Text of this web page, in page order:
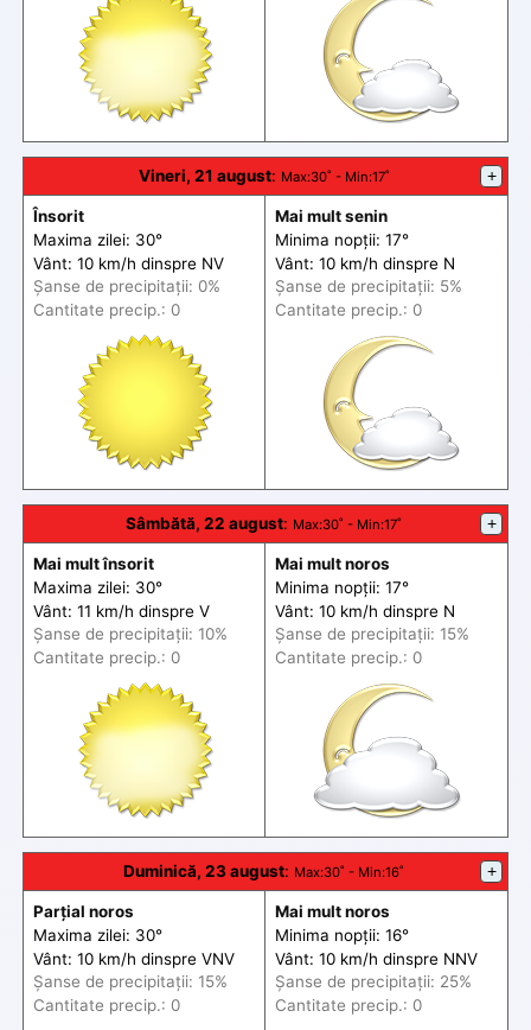
Vineri, 21 august: Max:30˚ - Min:17˚ +
Însorit
Maxima zilei: 30°
Vânt: 10 km/h dinspre NV
Șanse de precipitații: 0%
Cantitate precip.: 0
Mai mult senin
Minima nopții: 17°
Vânt: 10 km/h dinspre N
Șanse de precipitații: 5%
Cantitate precip.: 0
Sâmbătă, 22 august: Max:30˚ - Min:17˚ +
Mai mult însorit
Maxima zilei: 30°
Vânt: 11 km/h dinspre V
Șanse de precipitații: 10%
Cantitate precip.: 0
Mai mult noros
Minima nopții: 17°
Vânt: 10 km/h dinspre N
Șanse de precipitații: 15%
Cantitate precip.: 0
Duminică, 23 august: Max:30˚ - Min:16˚ +
Parțial noros
Maxima zilei: 30°
Vânt: 10 km/h dinspre VNV
Șanse de precipitații: 15%
Cantitate precip.: 0
Mai mult noros
Minima nopții: 16°
Vânt: 10 km/h dinspre NNV
Șanse de precipitații: 25%
Cantitate precip.: 0